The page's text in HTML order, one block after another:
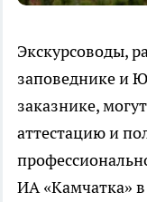
Экскурсоводы,
заповеднике и
заказнике,
аттестацию и
ИА «Камчатка»